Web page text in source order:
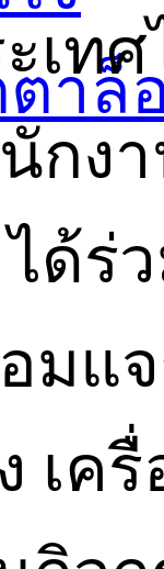
าล็
เท
กง
ด้ร่
มแ
เครื่